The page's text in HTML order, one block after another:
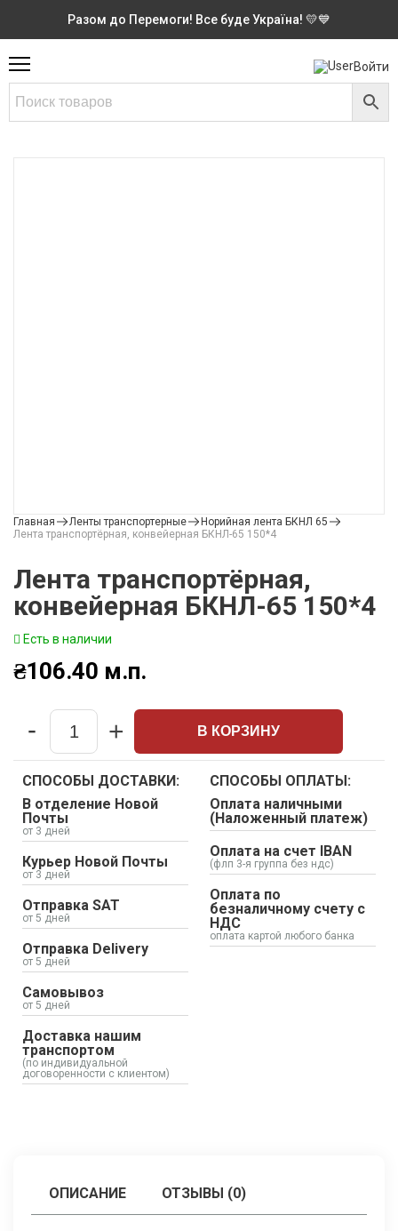
Разом до Перемоги! Все буде Україна! 💛💙
Войти
Главная Ленты транспортерные
Норийная лента БКНЛ 65
Лента транспортёрная, конвейерная БКНЛ-65 150*4
Лента транспортёрная,
конвейерная БКНЛ-65 150*4
Есть в наличии
₴106.40 м.п.
Quantity
- + В КОРЗИНУ
СПОСОБЫ ДОСТАВКИ:
В отделение Новой
Почты
от 3 дней
Курьер Новой Почты
от 3 дней
Отправка SAT
от 5 дней
Отправка Delivery
от 5 дней
Самовывоз
от 5 дней
Доставка нашим
транспортом
(по индивидуальной
договоренности с клиентом)
СПОСОБЫ ОПЛАТЫ:
Оплата наличными
(Наложенный платеж)
Оплата на счет IBAN
(флп 3-я группа без ндс)
Оплата по
безналичному счету с
НДС
оплата картой любого банка
ОПИСАНИЕ ОТЗЫВЫ (0)